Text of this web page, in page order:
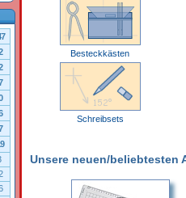
Besteckkästen
Schreibsets
Unsere neuen/beliebtesten